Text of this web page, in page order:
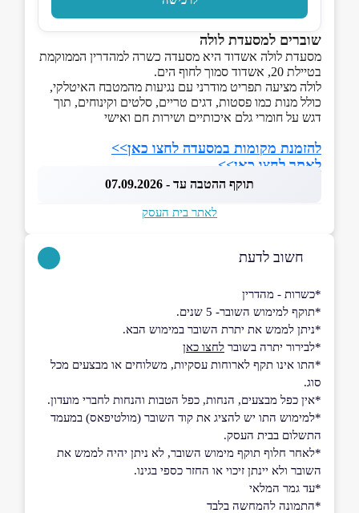
שוברים למסעדת לולה
מסעדת לולה אשדוד היא מסעדה כשרה למהדרין הממוקמת
בטיילת 20, אשדוד סמוך לחוף הים.
לולה מציעה תפריט מודרני עם נגיעות מהמטבח האיטלקי,
כולל מנות כמו פסטות, דגים טריים, סלטים וקינוחים, תוך
דגש על חומרי גלם איכותיים ושירות חם ואישי
להזמנת מקומות במסעדה לחצו כאן>>
לאתר לחצו כאן>>
תוקף ההטבה עד - 07.09.2026
לאתר בית העסק
חשוב לדעת
*כשרות - מהדרין
*תוקף למימוש השובר- 5 שנים.
*ניתן לממש את יתרת השובר במימוש הבא.
*לבירור יתרה בשובר לחצו כאן
*התו אינו תקף לארוחות עסקיות, משלוחים או מבצעים מכל
סוג.
*אין כפל מבצעים, הנחות, כפל הטבות והנחות לחברי מועדון.
*למימוש התו יש להציג את קוד השובר (מולטיפאס) במעמד
התשלום בבית העסק.
*לאחר חלוף תוקף מימוש השובר, לא ניתן יהיה לממש את
השובר ולא יינתן זיכוי או החזר כספי בגינו.
*עד גמר המלאי
*התמונה להמחשה בלבד